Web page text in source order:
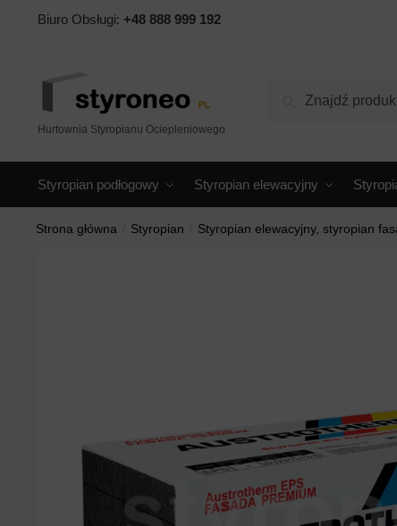
Biuro Obsługi: +48 888 999 192
Hurtownia Styropianu Ociepleniowego
Szukaj
Styropian podłogowy Styropian elewacyjny
Strona główna Styropian Styropian elewacyjny, styropian